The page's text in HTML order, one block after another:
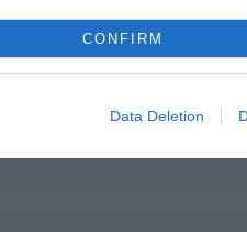
CONFIRM
Data Deletion
tous les avions en atelier